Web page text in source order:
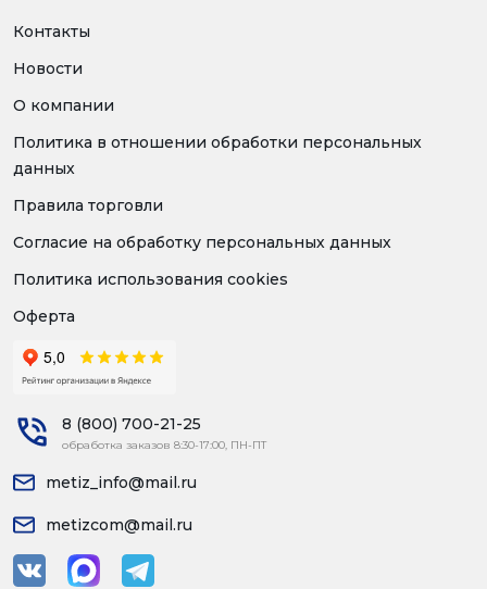
Контакты
Новости
О компании
Политика в отношении обработки персональных
данных
Правила торговли
Согласие на обработку персональных данных
Политика использования cookies
Оферта
8 (800) 700-21-25
обработка заказов 8:30-17:00, ПН-ПТ
metiz_info@mail.ru
metizcom@mail.ru